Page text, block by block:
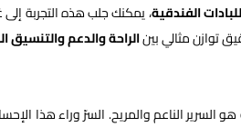
الفندقية، يمكنك جلب هذه التجربة
توازن مثالي بينالراحة والدعم
السرير الناعم والمريح. السرّ وراء هذا